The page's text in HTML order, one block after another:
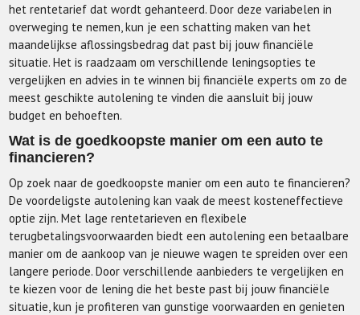
het rentetarief dat wordt gehanteerd. Door deze variabelen in
overweging te nemen, kun je een schatting maken van het
maandelijkse aflossingsbedrag dat past bij jouw financiële
situatie. Het is raadzaam om verschillende leningsopties te
vergelijken en advies in te winnen bij financiële experts om zo de
meest geschikte autolening te vinden die aansluit bij jouw
budget en behoeften.
Wat is de goedkoopste manier om een auto te
financieren?
Op zoek naar de goedkoopste manier om een auto te financieren?
De voordeligste autolening kan vaak de meest kosteneffectieve
optie zijn. Met lage rentetarieven en flexibele
terugbetalingsvoorwaarden biedt een autolening een betaalbare
manier om de aankoop van je nieuwe wagen te spreiden over een
langere periode. Door verschillende aanbieders te vergelijken en
te kiezen voor de lening die het beste past bij jouw financiële
situatie, kun je profiteren van gunstige voorwaarden en genieten